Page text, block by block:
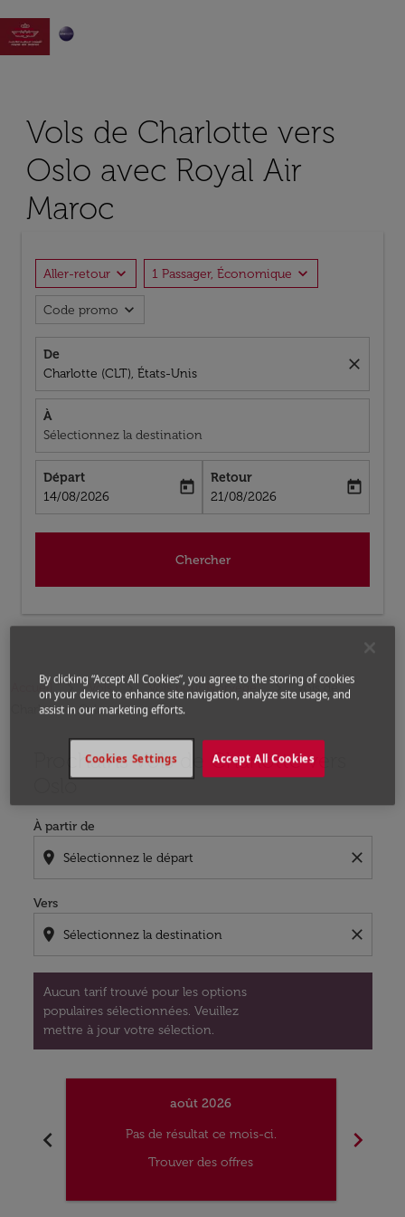

Vols de Charlotte vers
Oslo avec Royal Air
Maroc
Aller-retour expand_more 1 Passager, Économique expand_more
Code promo expand_more
De
Charlotte (CLT), États-Unis
close
À
Sélectionnez la destination
Départ
fc-booking-departure-date-aria-label
14/08/2026
today
Retour
fc-booking-return-date-aria-label
21/08/2026
today
Chercher
Accueil Vols Vols pour Norvège
Vols de
Charlotte a Oslo
Prochains Vols de Charlotte vers
Oslo
À partir de
location_on close
Vers
location_on close
Aucun tarif trouvé pour les options
populaires sélectionnées. Veuillez
mettre à jour votre sélection.
Aucun tarif trouvé pour les options populaires
chevron_left
août 2026
Pas de résultat ce mois-ci.
Trouver des offres
chevron_right
By clicking “Accept All Cookies”, you agree to the storing of cookies
on your device to enhance site navigation, analyze site usage, and
assist in our marketing efforts.
Accept All Cookies
Cookies Settings